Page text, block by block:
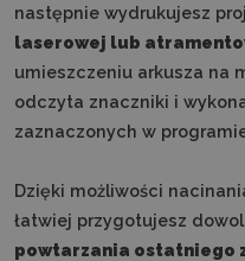
następnie wydrukujesz
laserowej lub
umieszczeniu arkusza na
odczyta znaczniki i
zaznaczonych w
Dzięki możliwości
łatwiej przygotujesz
powtarzania ostatniego